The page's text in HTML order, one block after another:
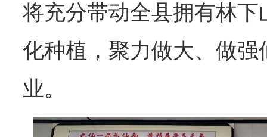
将充分带动全县拥有林
化种植，聚力做大、做
业。